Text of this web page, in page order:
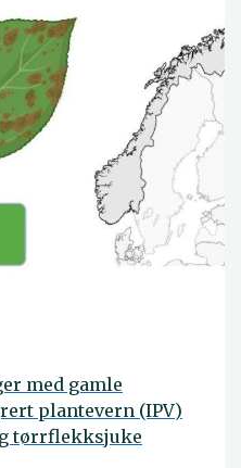
med gamle
plantevern (IPV)
tørrflekksjuke